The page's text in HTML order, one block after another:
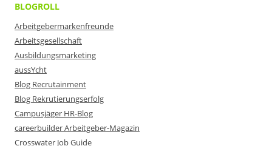
BLOGROLL
Arbeitgebermarkenfreunde
Arbeitsgesellschaft
Ausbildungsmarketing
aussYcht
Blog Recrutainment
Blog Rekrutierungserfolg
Campusjäger HR-Blog
careerbuilder Arbeitgeber-Magazin
Crosswater Job Guide